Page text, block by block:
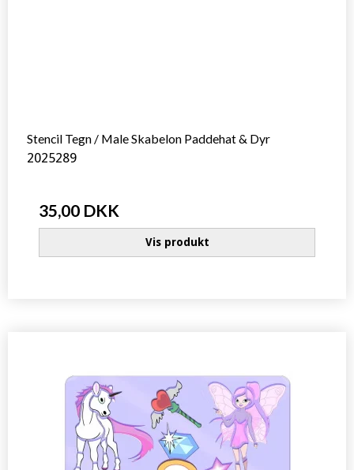
Stencil Tegn / Male Skabelon Paddehat & Dyr
2025289
35,00 DKK
Vis produkt